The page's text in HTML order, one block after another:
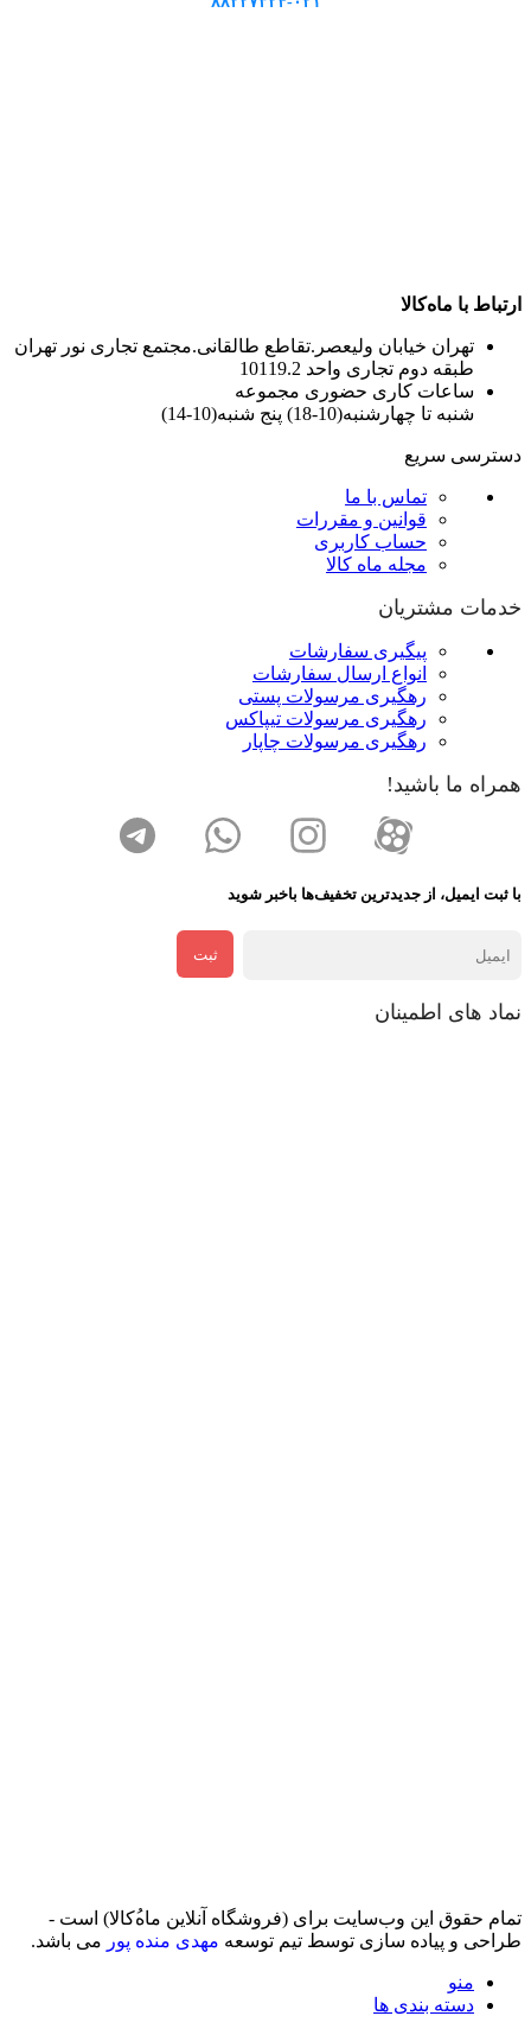
ارتباط با ماه‌کالا
تهران خیابان ولیعصر.تقاطع طالقانی.مجتمع تجاری نور تهران
طبقه دوم تجاری واحد 10119.2
ساعات کاری حضوری مجموعه
شنبه تا چهارشنبه(10-18) پنج شنبه(10-14)
دسترسی سریع
تماس با ما
قوانین و مقررات
حساب کاربری
مجله ماه کالا
خدمات مشتریان
پیگیری سفارشات
انواع ارسال سفارشات
رهگیری مرسولات پستی
رهگیری مرسولات تیپاکس
رهگیری مرسولات چاپار
همراه ما باشید!
با ثبت ایمیل، از جدید‌ترین تخفیف‌ها با‌خبر شوید
ثبت
نماد های اطمینان
تمام حقوق اين وب‌سايت برای (فروشگاه آنلاین ماه‌‌‌‌‌‌ُکالا) است -
طراحی و پیاده سازی توسط تیم توسعه مهدی منده پور می باشد.
منو
دسته بندی ها